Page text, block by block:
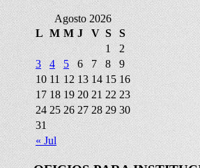
Agosto 2026
L M M J V S S
« Jul
1
2
3
4 5 6 7 8
9
10 11 12 13 14 15 16
17 18 19 20 21 22 23
24 25 26 27 28 29 30
31